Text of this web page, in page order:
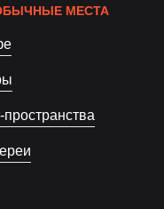
МЕСТА
пространства